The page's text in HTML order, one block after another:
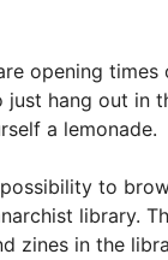
opening times
just hang out in
a lemonade.
to
library.
zines in the